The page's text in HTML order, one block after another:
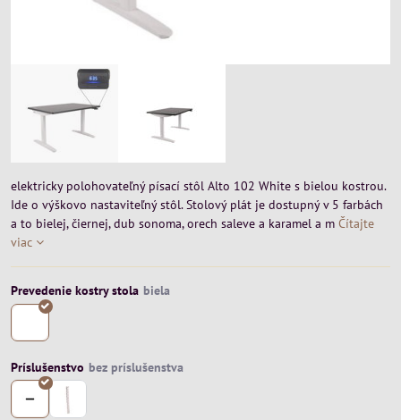
elektricky polohovateľný písací stôl Alto 102 White s bielou kostrou.
Ide o výškovo nastaviteľný stôl. Stolový plát je dostupný v 5 farbách
a to bielej, čiernej, dub sonoma, orech saleve a karamel a m Čítajte
viac
Prevedenie kostry stola
Príslušenstvo